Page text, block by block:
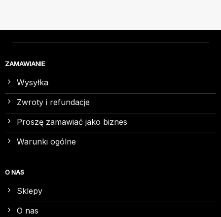
ZAMAWIANIE
Wysyłka
Zwroty i refundacje
Proszę zamawiać jako biznes
Warunki ogólne
O NAS
Sklepy
O nas